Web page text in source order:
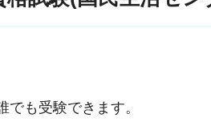
も受験できます。